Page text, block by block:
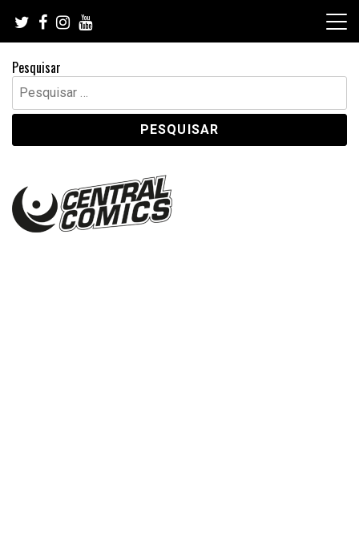
content
Pesquisar
Pesquisar
por: